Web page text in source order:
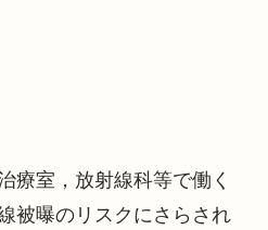
療室，放射線科等で働く
被曝のリスクにさらされ